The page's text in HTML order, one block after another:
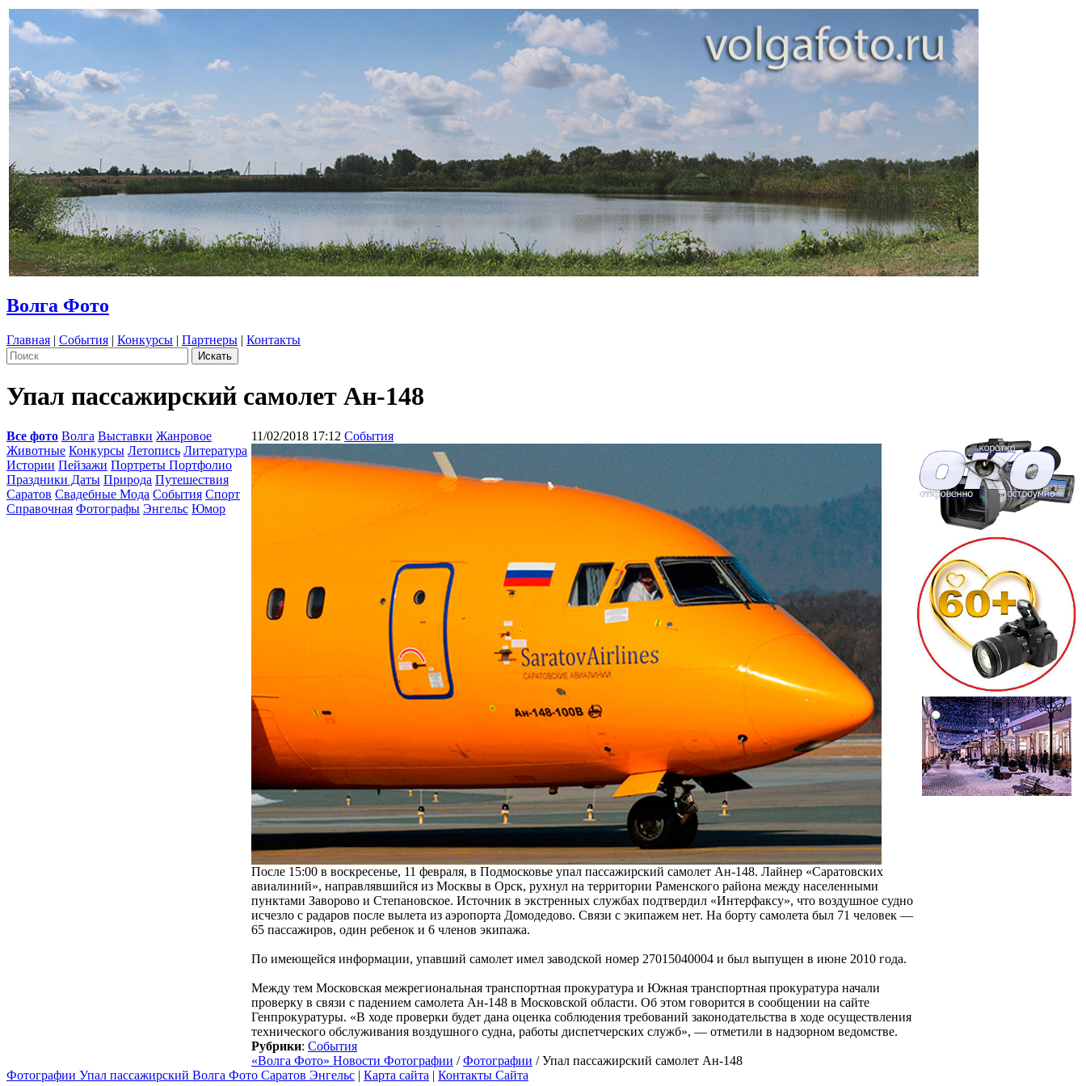
Волга Фото
Главная | События | Конкурсы | Партнеры | Контакты
Упал пассажирский самолет Ан-148
Все фото Волга Выставки Жанровое
Животные Конкурсы Летопись Литература
Истории Пейзажи Портреты Портфолио
Праздники Даты Природа Путешествия
Саратов Свадебные Мода События Спорт
Справочная Фотографы Энгельс Юмор
11/02/2018 17:12 События
После 15:00 в воскресенье, 11 февраля, в Подмосковье упал пассажирский самолет Ан-148. Лайнер «Саратовских
авиалиний», направлявшийся из Москвы в Орск, рухнул на территории Раменского района между населенными
пунктами Заворово и Степановское. Источник в экстренных службах подтвердил «Интерфаксу», что воздушное судно
исчезло с радаров после вылета из аэропорта Домодедово. Связи с экипажем нет. На борту самолета был 71 человек —
65 пассажиров, один ребенок и 6 членов экипажа.
По имеющейся информации, упавший самолет имел заводской номер 27015040004 и был выпущен в июне 2010 года.
Между тем Московская межрегиональная транспортная прокуратура и Южная транспортная прокуратура начали
проверку в связи с падением самолета Ан-148 в Московской области. Об этом говорится в сообщении на сайте
Генпрокуратуры. «В ходе проверки будет дана оценка соблюдения требований законодательства в ходе осуществления
технического обслуживания воздушного судна, работы диспетчерских служб», — отметили в надзорном ведомстве.
Рубрики: События
«Волга Фото» Новости Фотографии /Фотографии / Упал пассажирский самолет Ан-148
Фотографии Упал пассажирский Волга Фото Саратов Энгельс | Карта сайта | Контакты Сайта